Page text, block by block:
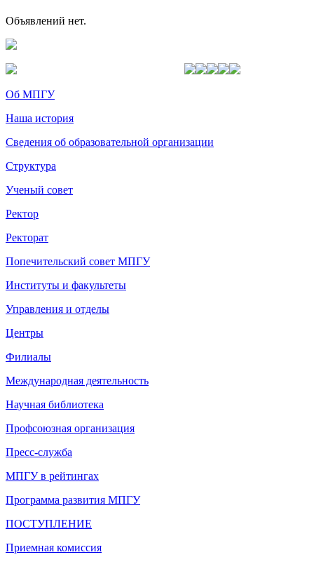
Объявлений нет.
Об МПГУ
Наша история
Сведения об образовательной организации
Структура
Ученый совет
Ректор
Ректорат
Попечительский совет МПГУ
Институты и факультеты
Управления и отделы
Центры
Филиалы
Международная деятельность
Научная библиотека
Профсоюзная организация
Пресс-служба
МПГУ в рейтингах
Программа развития МПГУ
ПОСТУПЛЕНИЕ
Приемная комиссия